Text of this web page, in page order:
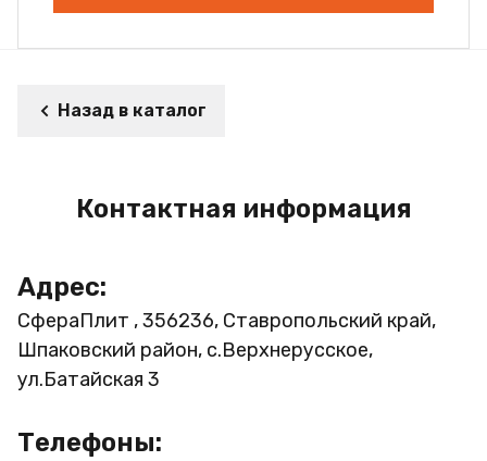
Назад в каталог
Контактная информация
Адрес:
СфераПлит , 356236, Ставропольский край,
Шпаковский район, с.Верхнерусское,
ул.Батайская 3
Телефоны: